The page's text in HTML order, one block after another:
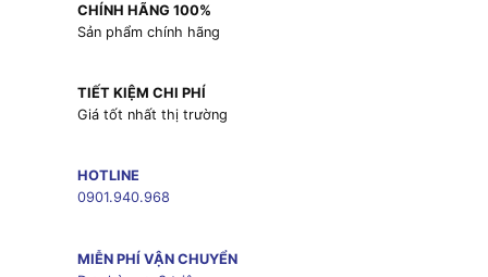
CHÍNH HÃNG 100%
Sản phẩm chính hãng
TIẾT KIỆM CHI PHÍ
Giá tốt nhất thị trường
HOTLINE
0901.940.968
MIỄN PHÍ VẬN CHUYỂN